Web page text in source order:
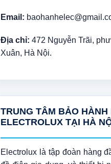
Email:
Địa chỉ: 472 Nguyễn Trãi,
Xuân, Hà Nội.
TRUNG TÂM BẢO HÀNH
ELECTROLUX TẠI HÀ
Electrolux là tập đoàn hàng